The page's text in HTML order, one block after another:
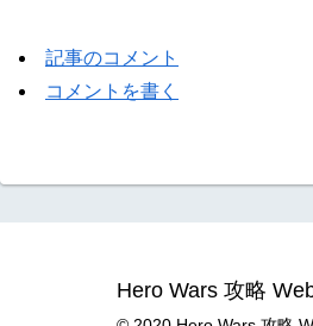
記事のコメント
コメントを書く
Hero Wars 攻略